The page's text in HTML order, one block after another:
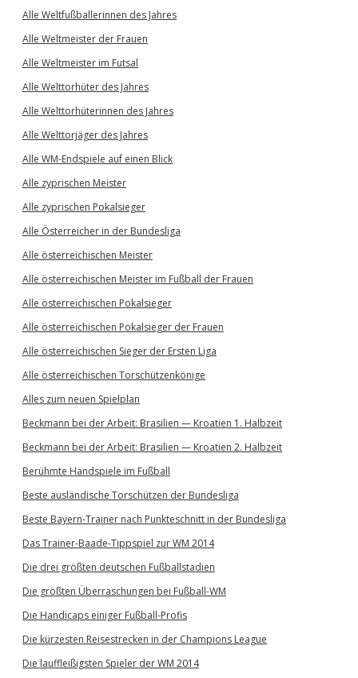
Alle Weltfußballerinnen des Jahres
Alle Weltmeister der Frauen
Alle Weltmeister im Futsal
Alle Welttorhüter des Jahres
Alle Welttorhüterinnen des Jahres
Alle Welttorjäger des Jahres
Alle WM-Endspiele auf einen Blick
Alle zyprischen Meister
Alle zyprischen Pokalsieger
Alle Österreicher in der Bundesliga
Alle österreichischen Meister
Alle österreichischen Meister im Fußball der Frauen
Alle österreichischen Pokalsieger
Alle österreichischen Pokalsieger der Frauen
Alle österreichischen Sieger der Ersten Liga
Alle österreichischen Torschützenkönige
Alles zum neuen Spielplan
Beckmann bei der Arbeit: Brasilien — Kroatien 1. Halbzeit
Beckmann bei der Arbeit: Brasilien — Kroatien 2. Halbzeit
Berühmte Handspiele im Fußball
Beste ausländische Torschützen der Bundesliga
Beste Bayern-Trainer nach Punkteschnitt in der Bundesliga
Das Trainer-Baade-Tippspiel zur WM 2014
Die drei größten deutschen Fußballstadien
Die größten Überraschungen bei Fußball-WM
Die Handicaps einiger Fußball-Profis
Die kürzesten Reisestrecken in der Champions League
Die lauffleißigsten Spieler der WM 2014